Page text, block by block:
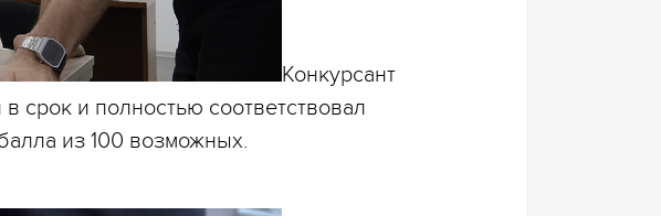
Конкурсант
срок и полностью соответствовал
из 100 возможных.